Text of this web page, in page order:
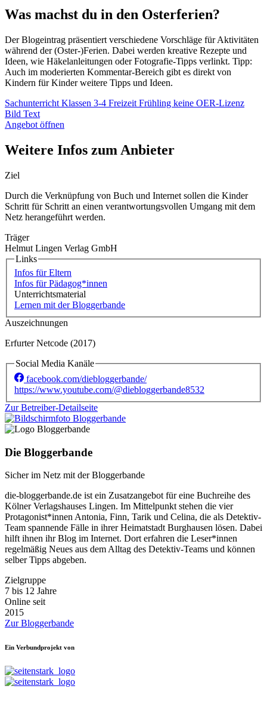
Was machst du in den Osterferien?
Der Blogeintrag präsentiert verschiedene Vorschläge für Aktivitäten
während der (Oster-)Ferien. Dabei werden kreative Rezepte und
Ideen, wie Häkelanleitungen oder Fotografie-Tipps verlinkt. Tipp:
Auch im moderierten Kommentar-Bereich gibt es direkt von
Kindern für Kinder weitere Tipps und Ideen.
Sachunterricht Klassen 3-4 Freizeit Frühling keine OER-Lizenz
Bild Text
Angebot öffnen
Weitere Infos zum Anbieter
Ziel
Durch die Verknüpfung von Buch und Internet sollen die Kinder
Schritt für Schritt an einen verantwortungsvollen Umgang mit dem
Netz herangeführt werden.
Träger
Helmut Lingen Verlag GmbH
Links
Infos für Eltern
Infos für Pädagog*innen
Unterrichtsmaterial
Lernen mit der Bloggerbande
Auszeichnungen
Erfurter Netcode (2017)
Social Media Kanäle
facebook.com/diebloggerbande/
https://www.youtube.com/@diebloggerbande8532
Zur Betreiber-Detailseite
Die Bloggerbande
Sicher im Netz mit der Bloggerbande
die-bloggerbande.de ist ein Zusatzangebot für eine Buchreihe des
Kölner Verlagshauses Lingen. Im Mittelpunkt stehen die vier
Protagonist*innen Antonia, Finn, Tarik und Celina, die als Detektiv-
Team spannende Fälle in ihrer Heimatstadt Burghausen lösen. Dabei
hilft ihnen ihr Blog im Internet. Dort erfahren die Leser*innen
regelmäßig Neues aus dem Alltag des Detektiv-Teams und können
selber Tipps abgeben.
Zielgruppe
7 bis 12 Jahre
Online seit
2015
Zur Bloggerbande
Ein Verbundprojekt von